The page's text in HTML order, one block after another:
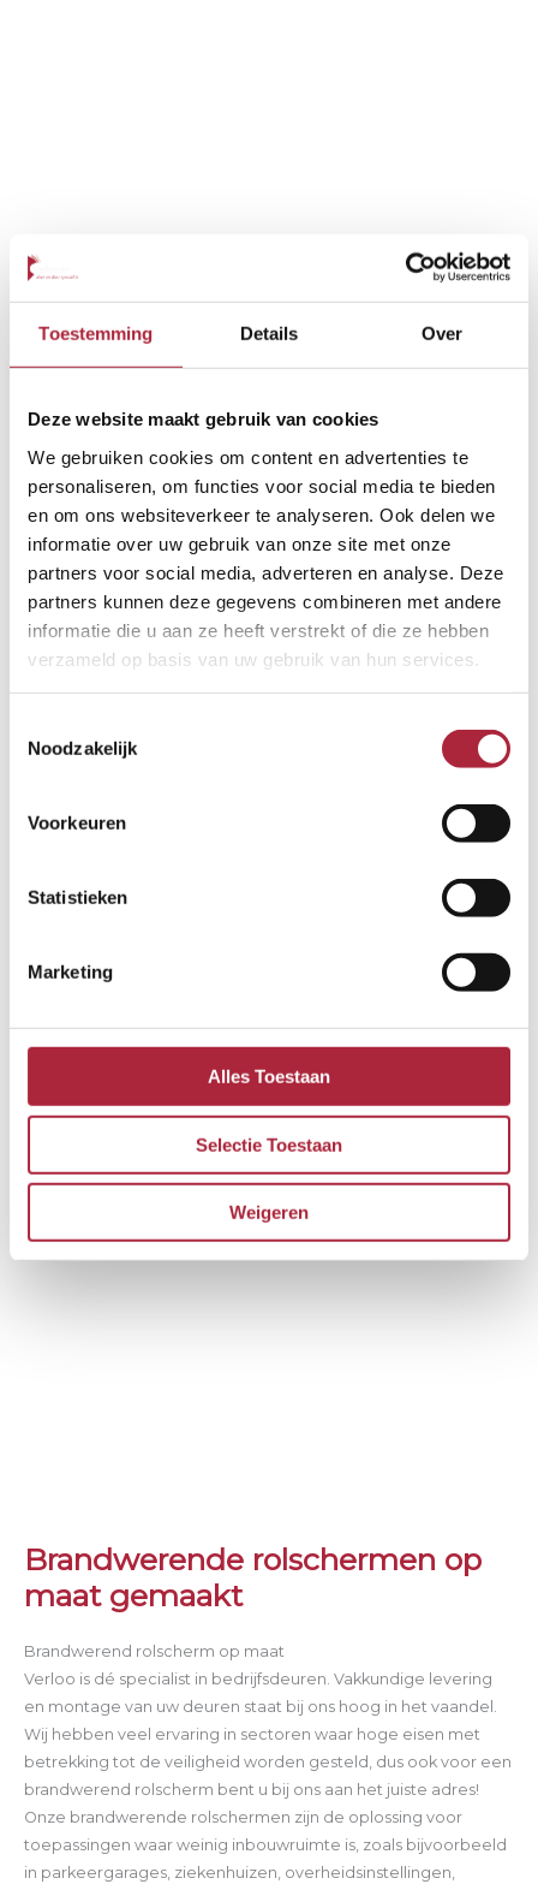
Toestemming Details Over
Deze website maakt gebruik van cookies
We gebruiken cookies om content en advertenties te
personaliseren, om functies voor social media te bieden
en om ons websiteverkeer te analyseren. Ook delen we
informatie over uw gebruik van onze site met onze
partners voor social media, adverteren en analyse. Deze
partners kunnen deze gegevens combineren met andere
informatie die u aan ze heeft verstrekt of die ze hebben
verzameld op basis van uw gebruik van hun services.
Noodzakelijk
Voorkeuren
Statistieken
Marketing
Alles Toestaan
Selectie Toestaan
Weigeren
Brandwerende rolschermen op
maat gemaakt
Brandwerend rolscherm op maat
Verloo is dé specialist in bedrijfsdeuren. Vakkundige levering
en montage van uw deuren staat bij ons hoog in het vaandel.
Wij hebben veel ervaring in sectoren waar hoge eisen met
betrekking tot de veiligheid worden gesteld, dus ook voor een
brandwerend rolscherm bent u bij ons aan het juiste adres!
Onze brandwerende rolschermen zijn de oplossing voor
toepassingen waar weinig inbouwruimte is, zoals bijvoorbeeld
in parkeergarages, ziekenhuizen, overheidsinstellingen,